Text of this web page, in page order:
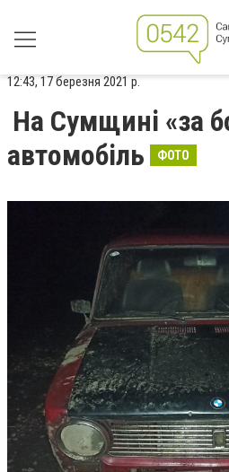
12:43, 17 березня 2021 р.
На Сумщині «за
автомобіль
ФОТО